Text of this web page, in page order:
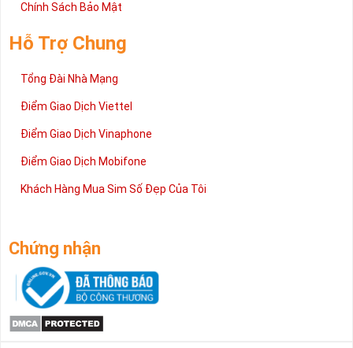
Chính Sách Bảo Mật
Hỗ Trợ Chung
Tổng Đài Nhà Mạng
Điểm Giao Dịch Viettel
Điểm Giao Dịch Vinaphone
Điểm Giao Dịch Mobifone
Khách Hàng Mua Sim Số Đẹp Của Tôi
Chứng nhận